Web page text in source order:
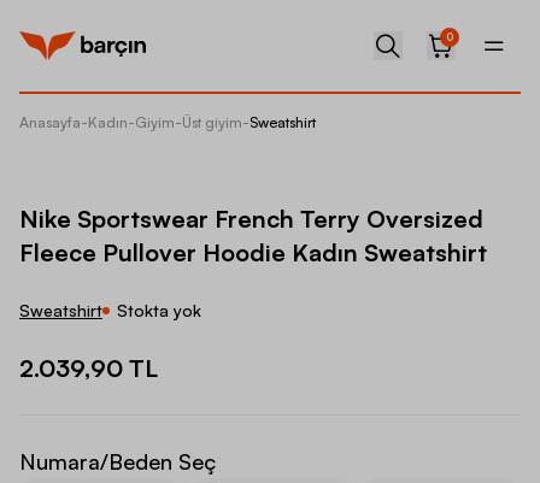
0
Anasayfa-Kadın-Giyim-Üst giyim-Sweatshirt
Nike Sportswear French Terry Oversized
Fleece Pullover Hoodie Kadın Sweatshirt
Sweatshirt Stokta yok
2.039,90 TL
Numara/Beden Seç